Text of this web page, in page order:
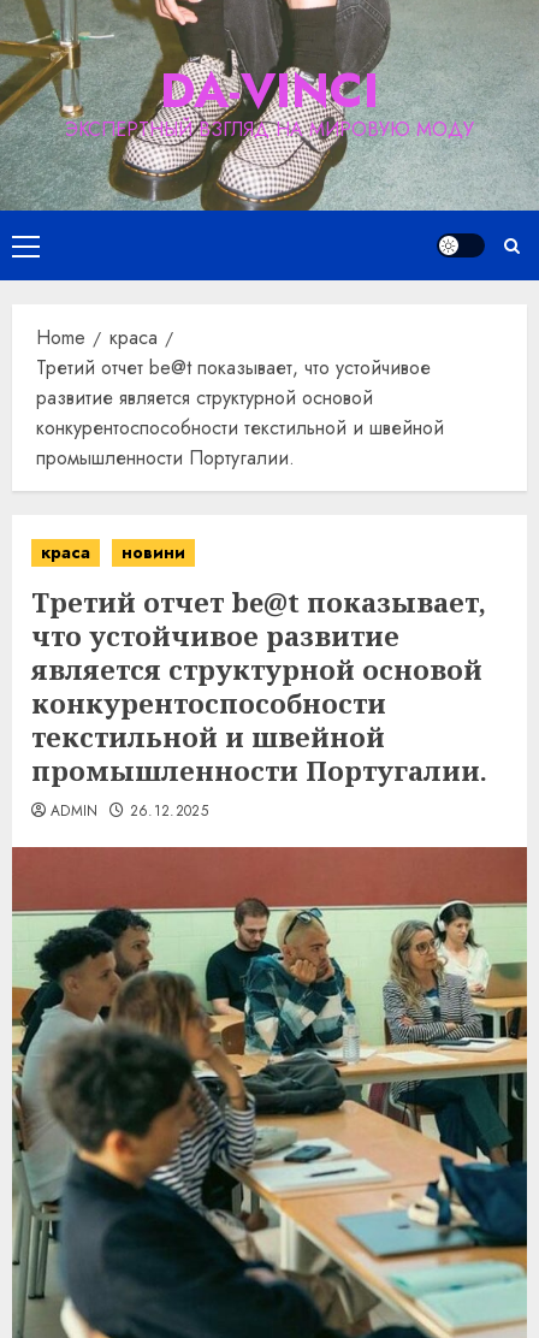
Skip
to
content
DA-VINCI
ЭКСПЕРТНЫЙ ВЗГЛЯД НА МИРОВУЮ МОДУ
Primary
Menu
Home
краса
Третий отчет be@t показывает, что устойчивое
развитие является структурной основой
конкурентоспособности текстильной и швейной
промышленности Португалии.
краса новини
Третий отчет be@t показывает,
что устойчивое развитие
является структурной основой
конкурентоспособности
текстильной и швейной
промышленности Португалии.
ADMIN 26.12.2025